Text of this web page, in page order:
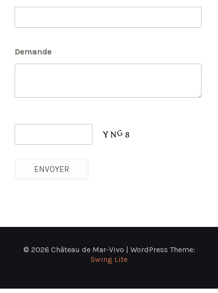
Demande
© 2026 Château de Mar-Vivo | WordPress Theme:
Swing Lite